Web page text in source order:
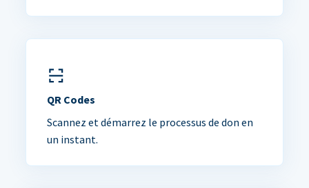
QR Codes
Scannez et démarrez le processus de don en
un instant.